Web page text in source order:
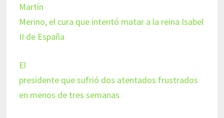
Martín
Merino, el cura que intentó matar a la reina Isabel
II de España
El
presidente que sufrió dos atentados frustrados
en menos de tres semanas